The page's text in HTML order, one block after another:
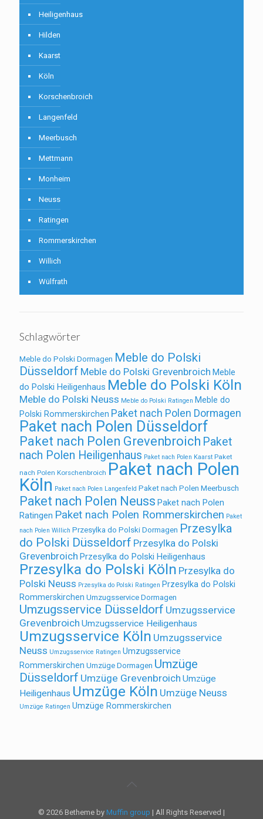
Heiligenhaus
Hilden
Kaarst
Köln
Korschenbroich
Langenfeld
Meerbusch
Mettmann
Monheim
Neuss
Ratingen
Rommerskirchen
Willich
Wülfrath
Schlagwörter
Meble do Polski Dormagen Meble do Polski
Düsseldorf Meble do Polski Grevenbroich Meble
do Polski Heiligenhaus Meble do Polski Köln
Meble do Polski Neuss Meble do Polski Ratingen Meble do
Polski Rommerskirchen Paket nach Polen Dormagen
Paket nach Polen Düsseldorf
Paket nach Polen Grevenbroich Paket
nach Polen Heiligenhaus Paket nach Polen Kaarst Paket
nach Polen Korschenbroich Paket nach Polen
Köln Paket nach Polen Langenfeld Paket nach Polen Meerbusch
Paket nach Polen Neuss Paket nach Polen
Ratingen Paket nach Polen Rommerskirchen Paket
nach Polen Willich Przesylka do Polski Dormagen Przesylka
do Polski Düsseldorf Przesylka do Polski
Grevenbroich Przesylka do Polski Heiligenhaus
Przesylka do Polski Köln Przesylka do
Polski Neuss Przesylka do Polski Ratingen Przesylka do Polski
Rommerskirchen Umzugsservice Dormagen
Umzugsservice Düsseldorf Umzugsservice
Grevenbroich Umzugsservice Heiligenhaus
Umzugsservice Köln Umzugsservice
Neuss Umzugsservice Ratingen Umzugsservice
Rommerskirchen Umzüge Dormagen Umzüge
Düsseldorf Umzüge Grevenbroich Umzüge
Heiligenhaus Umzüge Köln Umzüge Neuss
Umzüge Ratingen Umzüge Rommerskirchen
© 2026 Betheme by Muffin group | All Rights Reserved |